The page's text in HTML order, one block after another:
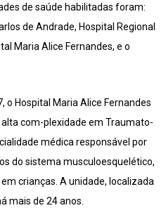
de saúde habilitadas foram:
de Andrade, Hospital Regional
Maria Alice Fernandes, e o
o Hospital Maria Alice Fernandes
com-plexidade em Traumato-
médica responsável por
do sistema musculoesquelético,
crianças. A unidade, localizada
mais de 24 anos.